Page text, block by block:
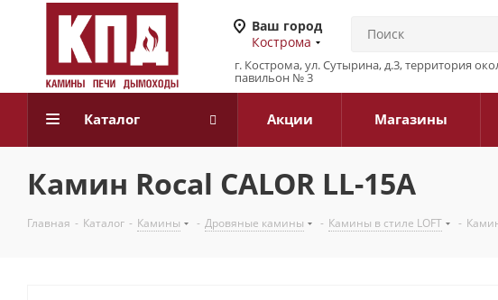
Ваш город
Кострома
г. Кострома, ул. Сутырина, д.3, территория
павильон № 3
Каталог Акции Магазины
Камин Rocal CALOR LL-15A
Главная - Каталог - Камины - Дровяные камины - Камины в стиле LOFT -